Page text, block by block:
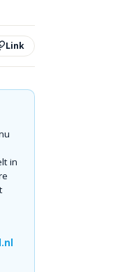
Link
in